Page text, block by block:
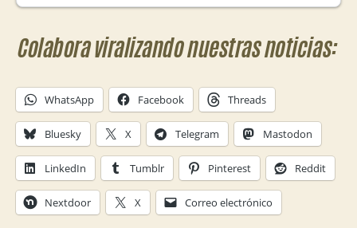
Colabora viralizando nuestras noticias:
WhatsApp Facebook Threads
Bluesky X Telegram Mastodon
LinkedIn Tumblr Pinterest Reddit
Nextdoor X Correo electrónico